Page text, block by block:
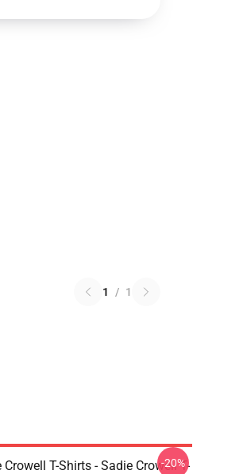
1 / 1
Crowell T-Shirts - Sadie Crowell T-
-20%